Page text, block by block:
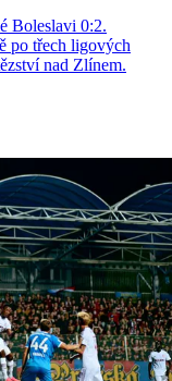
Boleslavi 0:2.
po třech ligových
nad Zlínem.